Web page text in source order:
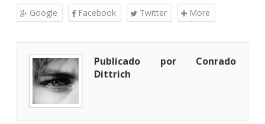
Google Facebook Twitter More
Publicado por Conrado
Dittrich